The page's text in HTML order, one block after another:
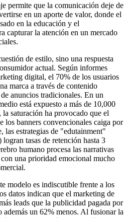
permite que la comunicación deje de
en un aporte de valor, donde el
en la educación y el
capturar la atención en un mercado
de estilo, sino una respuesta
actual. Según informes
digital, el 70% de los usuarios
marca a través de contenido
anuncios tradicionales. En un
está expuesto a más de 10,000
saturación ha provocado que el
banners convencionales caiga por
las estrategias de "edutainment"
tasas de retención hasta 3
humano procesa las narrativas
una prioridad emocional mucho
modelo es indiscutible frente a los
datos indican que el marketing de
leads que la publicidad pagada por
además un 62% menos. Al fusionar la